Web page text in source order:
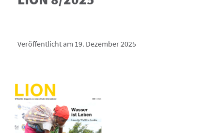
Veröffentlicht am 19. Dezember 2025